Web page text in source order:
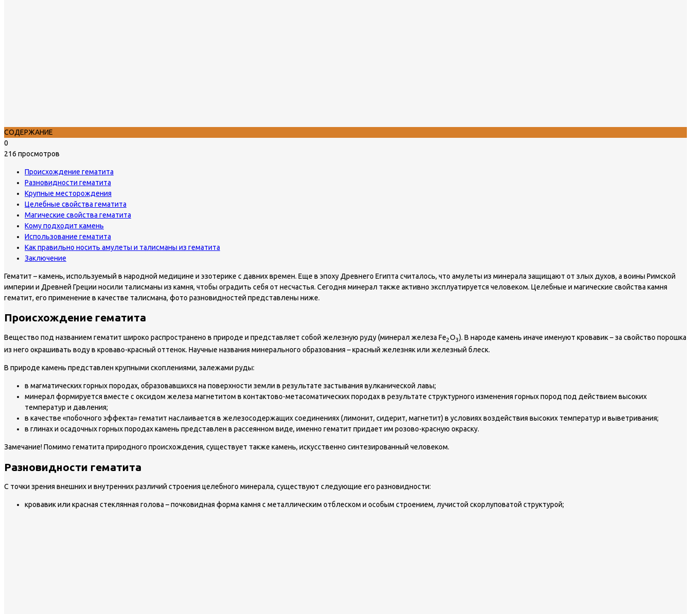
СОДЕРЖАНИЕ
0
216 просмотров
Происхождение гематита
Разновидности гематита
Крупные месторождения
Целебные свойства гематита
Магические свойства гематита
Кому подходит камень
Использование гематита
Как правильно носить амулеты и талисманы из гематита
Заключение
Гематит – камень, используемый в народной медицине и эзотерике с давних времен. Еще в эпоху Древнего Египта считалось, что амулеты из минерала защищают от злых духов, а воины Римской
империи и Древней Греции носили талисманы из камня, чтобы оградить себя от несчастья. Сегодня минерал также активно эксплуатируется человеком. Целебные и магические свойства камня
гематит, его применение в качестве талисмана, фото разновидностей представлены ниже.
Происхождение гематита
Вещество под названием гематит широко распространено в природе и представляет собой железную руду (минерал железа Fe2O3). В народе камень иначе именуют кровавик – за свойство порошка
из него окрашивать воду в кроваво-красный оттенок. Научные названия минерального образования – красный железняк или железный блеск.
В природе камень представлен крупными скоплениями, залежами руды:
в магматических горных породах, образовавшихся на поверхности земли в результате застывания вулканической лавы;
минерал формируется вместе с оксидом железа магнетитом в контактово-метасоматических породах в результате структурного изменения горных пород под действием высоких
температур и давления;
в качестве «побочного эффекта» гематит наслаивается в железосодержащих соединениях (лимонит, сидерит, магнетит) в условиях воздействия высоких температур и выветривания;
в глинах и осадочных горных породах камень представлен в рассеянном виде, именно гематит придает им розово-красную окраску.
Замечание!Помимо гематита природного происхождения, существует также камень, искусственно синтезированный человеком.
Разновидности гематита
С точки зрения внешних и внутренних различий строения целебного минерала, существуют следующие его разновидности:
кровавик или красная стеклянная голова – почковидная форма камня с металлическим отблеском и особым строением, лучистой скорлуповатой структурой;